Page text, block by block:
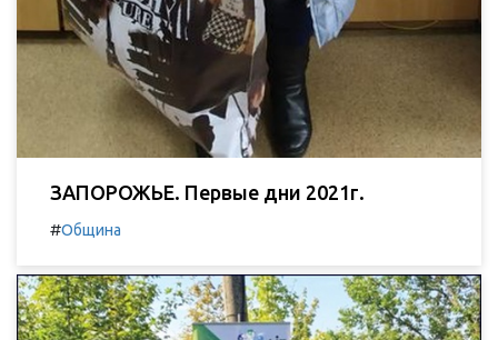
ЗАПОРОЖЬЕ. Первые дни 2021г.
#Община